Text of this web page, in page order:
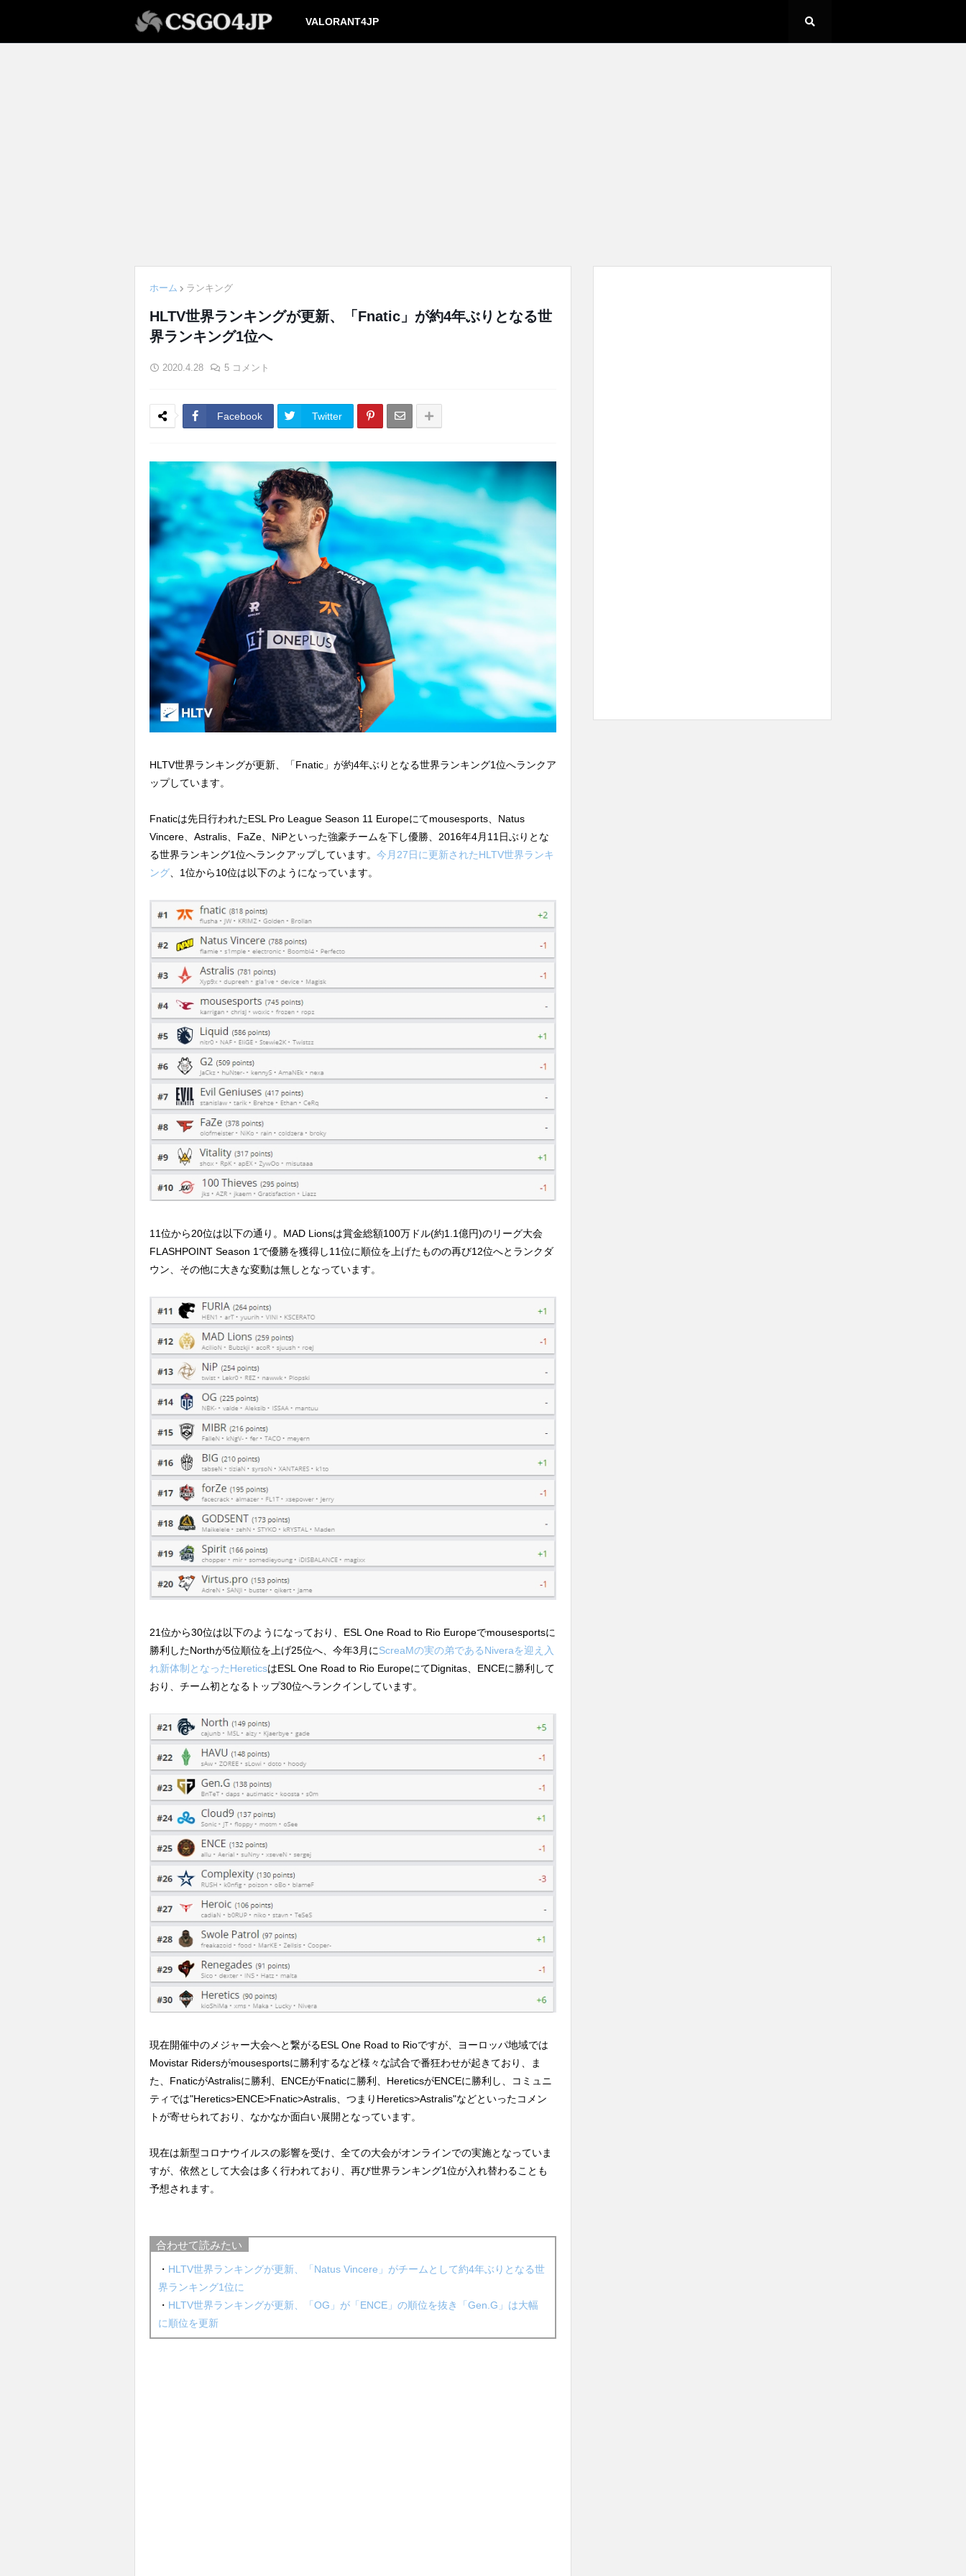
VALORANT4JP
ホーム ランキング
HLTV世界ランキングが更新、「Fnatic」が約4年ぶりとなる世
界ランキング1位へ
2020.4.28 5 コメント
Facebook Twitter
HLTV世界ランキングが更新、「Fnatic」が約4年ぶりとなる世界ランキング1位へランクア
ップしています。
Fnaticは先日行われたESL Pro League Season 11 Europeにてmousesports、Natus
Vincere、Astralis、FaZe、NiPといった強豪チームを下し優勝、2016年4月11日ぶりとな
る世界ランキング1位へランクアップしています。 今月27日に更新されたHLTV世界ランキ
ング 、1位から10位は以下のようになっています。
11位から20位は以下の通り。MAD Lionsは賞金総額100万ドル(約1.1億円)のリーグ大会
FLASHPOINT Season 1で優勝を獲得し11位に順位を上げたものの再び12位へとランクダ
ウン、その他に大きな変動は無しとなっています。
21位から30位は以下のようになっており、ESL One Road to Rio Europeでmousesportsに
勝利したNorthが5位順位を上げ25位へ、今年3月にScreaMの実の弟であるNiveraを迎え入
れ新体制となったHereticsはESL One Road to Rio EuropeにてDignitas、ENCEに勝利して
おり、チーム初となるトップ30位へランクインしています。
現在開催中のメジャー大会へと繋がるESL One Road to Rioですが、ヨーロッパ地域では
Movistar Ridersがmousesportsに勝利するなど様々な試合で番狂わせが起きており、ま
た、FnaticがAstralisに勝利、ENCEがFnaticに勝利、HereticsがENCEに勝利し、コミュニ
ティでは"Heretics>ENCE>Fnatic>Astralis、つまりHeretics>Astralis"などといったコメン
トが寄せられており、なかなか面白い展開となっています。
現在は新型コロナウイルスの影響を受け、全ての大会がオンラインでの実施となっていま
すが、依然として大会は多く行われており、再び世界ランキング1位が入れ替わることも
予想されます。
合わせて読みたい
・ HLTV世界ランキングが更新、「Natus Vincere」がチームとして約4年ぶりとなる世
界ランキング1位に
・ HLTV世界ランキングが更新、「OG」が「ENCE」の順位を抜き「Gen.G」は大幅
に順位を更新